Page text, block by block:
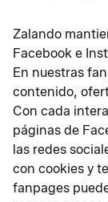
Zalando
Facebook e
En nuestras
contenido,
Con cada
páginas de
las redes
con cookies y
fanpages